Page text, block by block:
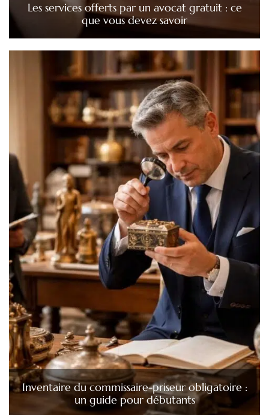
Les services offerts par un avocat gratuit : ce
que vous devez savoir
Inventaire du commissaire-priseur obligatoire :
un guide pour débutants